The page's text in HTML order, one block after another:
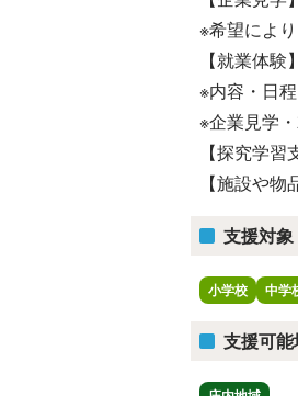
※希望によ
【就業体
※内容・日程
※企業見学
【探究学
【施設や
支援対象
小学校 中学
支援可